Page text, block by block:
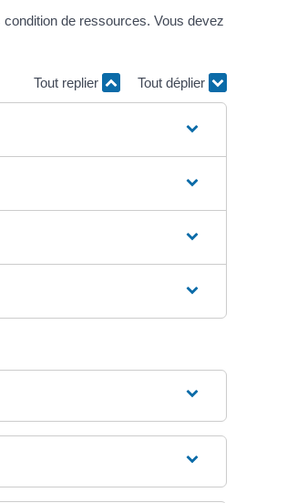
de ressources. Vous devez
Tout replier Tout déplier